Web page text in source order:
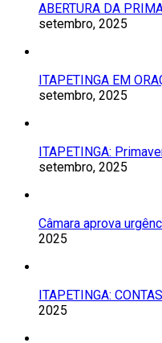
ABERTURA DA
setembro, 2025
ITAPETINGA EM
setembro, 2025
ITAPETINGA:
setembro, 2025
Câmara aprova
2025
ITAPETINGA:
2025